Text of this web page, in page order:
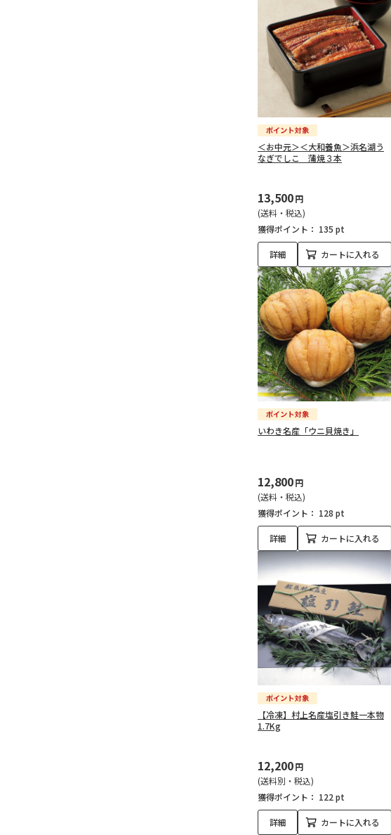
＜お中元＞＜大和養魚＞浜名湖う
なぎでしこ 蒲焼３本
13,500円
(送料・税込)
獲得ポイント： 135 pt
詳細 カートに入れる
いわき名産「ウニ貝焼き」
12,800円
(送料・税込)
獲得ポイント： 128 pt
詳細 カートに入れる
【冷凍】村上名産塩引き鮭一本物
1.7Kg
12,200円
(送料別・税込)
獲得ポイント： 122 pt
詳細 カートに入れる